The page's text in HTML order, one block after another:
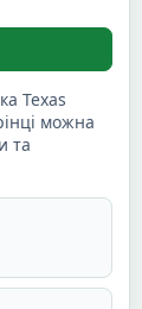
Texas
можна
та